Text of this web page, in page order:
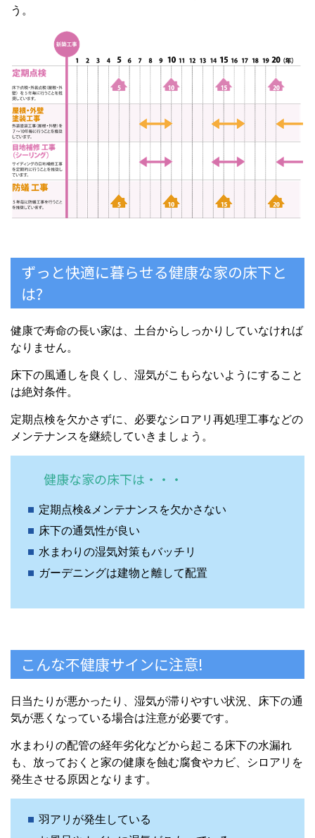
う。
ずっと快適に暮らせる健康な家の床下と
は?
健康で寿命の長い家は、土台からしっかりしていなければ
なりません。
床下の風通しを良くし、湿気がこもらないようにすること
は絶対条件。
定期点検を欠かさずに、必要なシロアリ再処理工事などの
メンテナンスを継続していきましょう。
健康な家の床下は・・・
定期点検&メンテナンスを欠かさない
床下の通気性が良い
水まわりの湿気対策もバッチリ
ガーデニングは建物と離して配置
こんな不健康サインに注意!
日当たりが悪かったり、湿気が滞りやすい状況、床下の通
気が悪くなっている場合は注意が必要です。
水まわりの配管の経年劣化などから起こる床下の水漏れ
も、放っておくと家の健康を蝕む腐食やカビ、シロアリを
発生させる原因となります。
羽アリが発生している